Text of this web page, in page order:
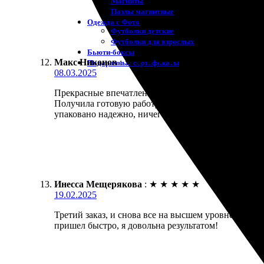
Пазлы магнитные
Одежда с Фото
Футболки детские
Футболки для взрослых
Бьюти-боксы
Подарочные сертификаты
Макс Никонов : ★ ★ ★ ★ ★
08.03.2025
Прекрасные впечатления от работы этой
Получила готовую работу гораздо быстрее, чем
упаковано надежно, ничего не повредилось.
Инесса Мещерякова : ★ ★ ★ ★ ★
19.02.2025
Третий заказ, и снова все на высшем уровне.
пришел быстро, я довольна результатом!